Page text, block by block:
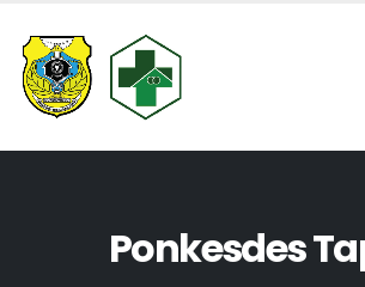
Ponkesdes